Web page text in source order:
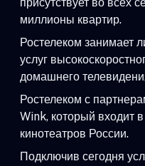
миллионы квартир.
Ростелеком занимает
услуг
домашнего
Ростелеком с
Wink, который входит
кинотеатров России.
Подключив сегодня